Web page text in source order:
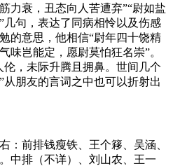
力衰，丑态向人苦遭弃”“尉如盐
句，表达了同病相怜以及伤感
的意思，他相信“尉年四十饶精
味岂能定，愿尉莫怕狂名崇”。
，未际升腾且拥鼻。世间几个
朋友的言词之中也可以折射出
：前排钱瘦铁、王个簃、吴涵、
中排（不详）、刘山农、王一